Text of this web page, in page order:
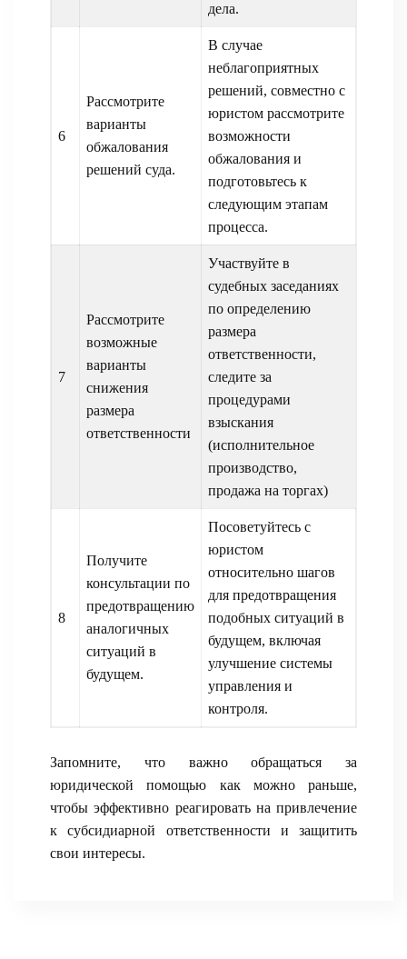
дела.
6
Рассмотрите
варианты
обжалования
решений суда.
В случае
неблагоприятных
решений, совместно с
юристом рассмотрите
возможности
обжалования и
подготовьтесь к
следующим этапам
процесса.
7
Рассмотрите
возможные
варианты
снижения
размера
ответственности
Участвуйте в
судебных заседаниях
по определению
размера
ответственности,
следите за
процедурами
взыскания
(исполнительное
производство,
продажа на торгах)
8
Получите
консультации по
предотвращению
аналогичных
ситуаций в
будущем.
Посоветуйтесь с
юристом
относительно шагов
для предотвращения
подобных ситуаций в
будущем, включая
улучшение системы
управления и
контроля.
Запомните, что важно обращаться за
юридической помощью как можно раньше,
чтобы эффективно реагировать на привлечение
к субсидиарной ответственности и защитить
свои интересы.